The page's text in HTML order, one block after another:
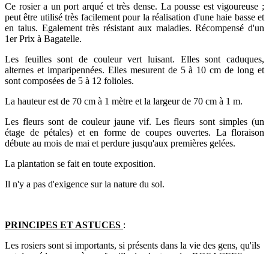
Ce rosier a un port arqué et très dense. La pousse est vigoureuse ;
peut être utilisé très facilement pour la réalisation d'une haie basse et
en talus. Egalement très résistant aux maladies. Récompensé d'un
1er Prix à Bagatelle.
Les feuilles sont de couleur vert luisant. Elles sont caduques,
alternes et imparipennées. Elles mesurent de 5 à 10 cm de long et
sont composées de 5 à 12 folioles.
La hauteur est de 70 cm à 1 mètre et la largeur de 70 cm à 1 m.
Les fleurs sont de couleur jaune vif. Les fleurs sont simples (un
étage de pétales) et en forme de coupes ouvertes. La floraison
débute au mois de mai et perdure jusqu'aux premières gelées.
La plantation se fait en toute exposition.
Il n'y a pas d'exigence sur la nature du sol.
PRINCIPES ET ASTUCES :
Les rosiers sont si importants, si présents dans la vie des gens, qu'ils